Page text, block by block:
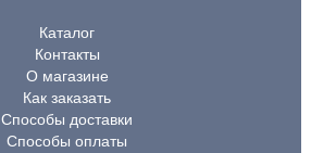
Каталог
Контакты
О магазине
Как заказать
Способы доставки
Способы оплаты